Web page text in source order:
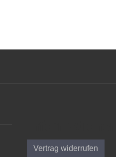
Vertrag widerrufen